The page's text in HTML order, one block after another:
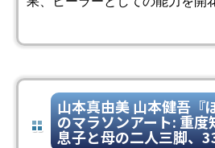
山本真由美 山本健吾『
のマラソンアート: 重
息子と母の二人三脚、